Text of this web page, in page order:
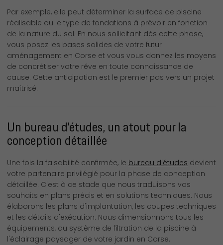
Par exemple, elle peut déterminer la surface de piscine
réalisable ou le type de fondations à prévoir en fonction
de la nature du sol. En nous sollicitant dès cette phase,
vous posez les bases solides de votre futur
aménagement en Corse et vous vous donnez les moyens
de concrétiser votre rêve en toute connaissance de
cause. Cette anticipation est le premier pas vers un projet
maîtrisé.
Un bureau d’études, un atout pour la
conception détaillée
Une fois la faisabilité confirmée, le bureau d'études devient
votre partenaire privilégié pour la phase de conception
détaillée. C'est à ce stade que nous traduisons vos
souhaits en plans précis et en solutions techniques. Nous
élaborons les plans d'implantation, les coupes techniques
et les détails d'exécution. Nous dimensionnons tous les
équipements, du système de filtration de la piscine à
l'éclairage paysager de votre jardin en Corse.